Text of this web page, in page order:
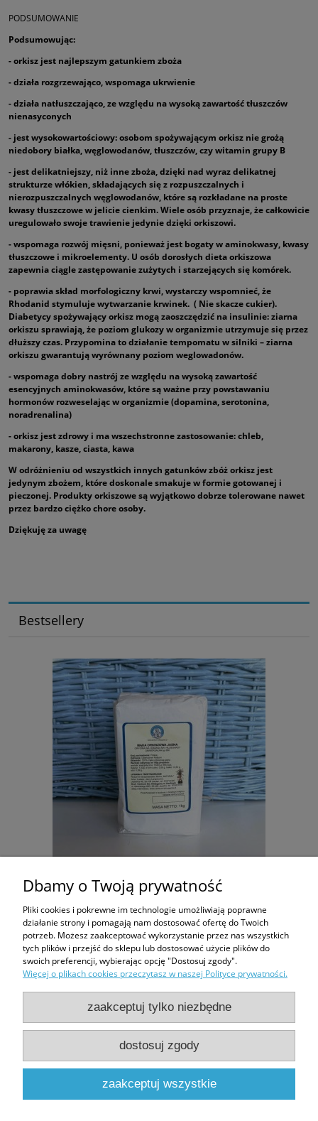
PODSUMOWANIE
Podsumowując:
- orkisz jest najlepszym gatunkiem zboża
- działa rozgrzewająco, wspomaga ukrwienie
- działa natłuszczająco, ze względu na wysoką zawartość tłuszczów
nienasyconych
- jest wysokowartościowy: osobom spożywającym orkisz nie grożą
niedobory białka, węglowodanów, tłuszczów, czy witamin grupy B
- jest delikatniejszy, niż inne zboża, dzięki nad wyraz delikatnej
strukturze włókien, składających się z rozpuszczalnych i
nierozpuszczalnych węglowodanów, które są rozkładane na proste
kwasy tłuszczowe w jelicie cienkim. Wiele osób przyznaje, że całkowicie
uregulowało swoje trawienie jedynie dzięki orkiszowi.
- wspomaga rozwój mięsni, ponieważ jest bogaty w aminokwasy, kwasy
tłuszczowe i mikroelementy. U osób dorosłych dieta orkiszowa
zapewnia ciągle zastępowanie zużytych i starzejących się komórek.
- poprawia skład morfologiczny krwi, wystarczy wspomnieć, że
Rhodanid stymuluje wytwarzanie krwinek. ( Nie skacze cukier).
Diabetycy spożywający orkisz mogą zaoszczędzić na insulinie: ziarna
orkiszu sprawiają, że poziom glukozy w organizmie utrzymuje się przez
dłuższy czas. Przypomina to działanie tempomatu w silniki – ziarna
orkiszu gwarantują wyrównany poziom weglowadonów.
- wspomaga dobry nastrój ze względu na wysoką zawartość
esencyjnych aminokwasów, które są ważne przy powstawaniu
hormonów rozweselając w organizmie (dopamina, serotonina,
noradrenalina)
- orkisz jest zdrowy i ma wszechstronne zastosowanie: chleb,
makarony, kasze, ciasta, kawa
W odróżnieniu od wszystkich innych gatunków zbóż orkisz jest
jedynym zbożem, które doskonale smakuje w formie gotowanej i
pieczonej. Produkty orkiszowe są wyjątkowo dobrze tolerowane nawet
przez bardzo ciężko chore osoby.
Dziękuję za uwagę
Bestsellery
MĄKA HILDEGARDY Z BINGEN - orkiszowa jasna TYP
650 - Prosto z młyna 1 kg
19,90 zł
do koszyka
Zakupy
Moje konto
Informacje
Dbamy o Twoją prywatność
Pliki cookies i pokrewne im technologie umożliwiają poprawne
działanie strony i pomagają nam dostosować ofertę do Twoich
potrzeb. Możesz zaakceptować wykorzystanie przez nas wszystkich
tych plików i przejść do sklepu lub dostosować użycie plików do
swoich preferencji, wybierając opcję "Dostosuj zgody".
Więcej o plikach cookies przeczytasz w naszej Polityce prywatności.
zaakceptuj tylko niezbędne
dostosuj zgody
zaakceptuj wszystkie